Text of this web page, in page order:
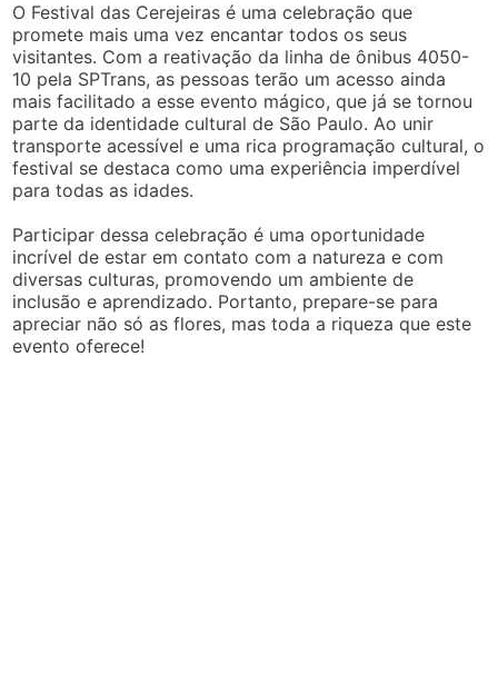
O Festival das Cerejeiras é uma celebração que
promete mais uma vez encantar todos os seus
visitantes. Com a reativação da linha de ônibus 4050-
10 pela SPTrans, as pessoas terão um acesso ainda
mais facilitado a esse evento mágico, que já se tornou
parte da identidade cultural de São Paulo. Ao unir
transporte acessível e uma rica programação cultural, o
festival se destaca como uma experiência imperdível
para todas as idades.
Participar dessa celebração é uma oportunidade
incrível de estar em contato com a natureza e com
diversas culturas, promovendo um ambiente de
inclusão e aprendizado. Portanto, prepare-se para
apreciar não só as flores, mas toda a riqueza que este
evento oferece!